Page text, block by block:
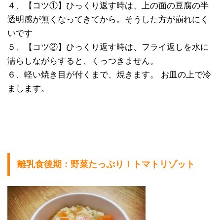
４、【コツ①】ひっくり返す時は、上の面の豆腐の半
透明感が無くなってきてから。そうした方が崩れにく
いです
５、【コツ②】ひっくり返す時は、フライ返しを水に
濡らしながらすると、くっつきません。
６、軽い焼き目が付くまで、焼きます。 お皿の上で冷
まします。
離乳食後期：野菜たっぷり！トマトリゾット